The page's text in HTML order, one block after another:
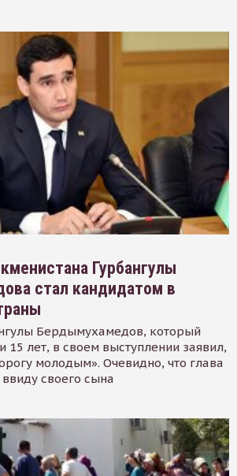
Гурбангулы
стал кандидатом в
Бердымухамедов, который
15 лет, в своем выступлении заявил,
молодым». Очевидно, что глава
своего сына